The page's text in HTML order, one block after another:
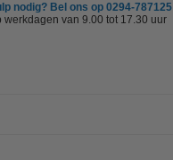
nodig? Bel ons op 0294-787125
werkdagen van 9.00 tot 17.30 uur